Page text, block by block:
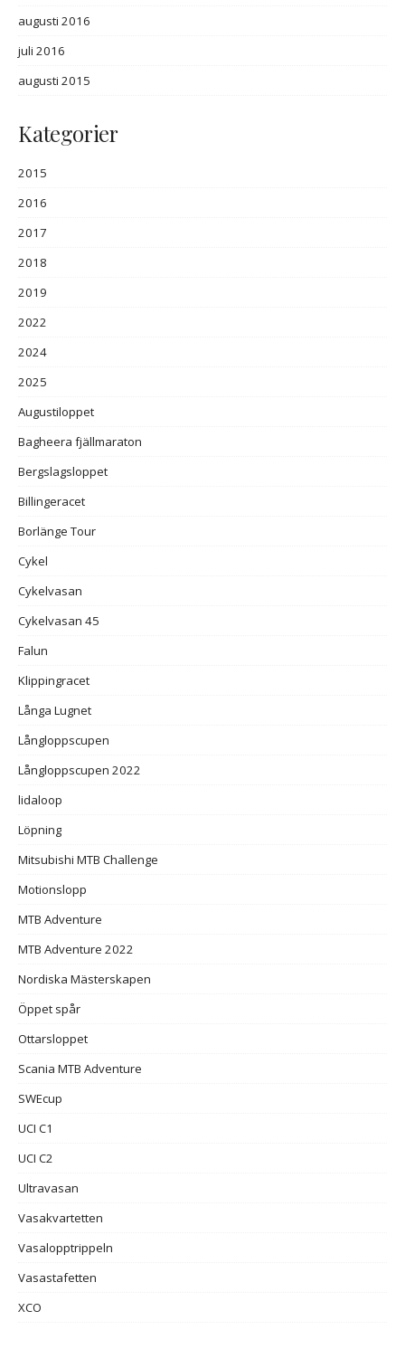
augusti 2016
juli 2016
augusti 2015
Kategorier
2015
2016
2017
2018
2019
2022
2024
2025
Augustiloppet
Bagheera fjällmaraton
Bergslagsloppet
Billingeracet
Borlänge Tour
Cykel
Cykelvasan
Cykelvasan 45
Falun
Klippingracet
Långa Lugnet
Långloppscupen
Långloppscupen 2022
lidaloop
Löpning
Mitsubishi MTB Challenge
Motionslopp
MTB Adventure
MTB Adventure 2022
Nordiska Mästerskapen
Öppet spår
Ottarsloppet
Scania MTB Adventure
SWEcup
UCI C1
UCI C2
Ultravasan
Vasakvartetten
Vasalopptrippeln
Vasastafetten
XCO